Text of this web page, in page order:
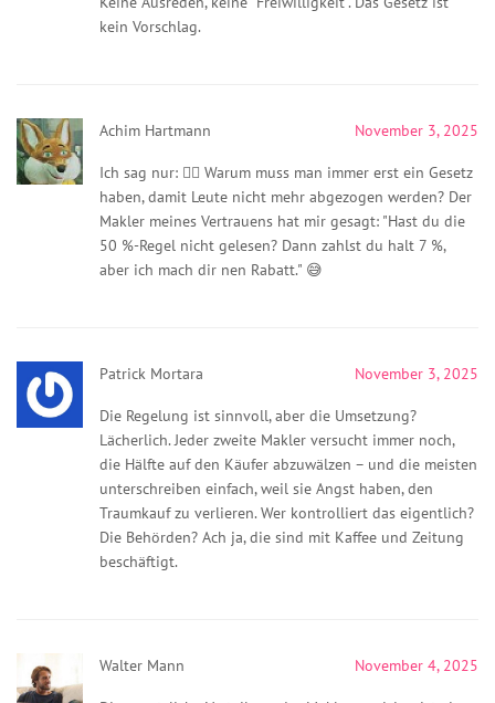
kein Vorschlag.
Achim Hartmann November 3, 2025
Ich sag nur: 🤦‍♂️ Warum muss man immer erst ein Gesetz
haben, damit Leute nicht mehr abgezogen werden? Der
Makler meines Vertrauens hat mir gesagt: "Hast du die
50 %-Regel nicht gelesen? Dann zahlst du halt 7 %,
aber ich mach dir nen Rabatt." 😅
Patrick Mortara November 3, 2025
Die Regelung ist sinnvoll, aber die Umsetzung?
Lächerlich. Jeder zweite Makler versucht immer noch,
die Hälfte auf den Käufer abzuwälzen – und die meisten
unterschreiben einfach, weil sie Angst haben, den
Traumkauf zu verlieren. Wer kontrolliert das eigentlich?
Die Behörden? Ach ja, die sind mit Kaffee und Zeitung
beschäftigt.
Walter Mann November 4, 2025